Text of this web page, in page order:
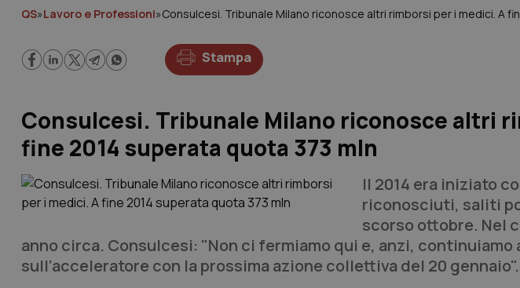
QS»Lavoro e Professioni»Consulcesi. Tribunale Milano riconosce altri rimborsi per i medici. A
Stampa
Consulcesi. Tribunale Milano riconosce altri
fine 2014 superata quota 373 mln
Il 2014 era iniziato
riconosciuti, saliti
scorso ottobre. Nel
anno circa. Consulcesi: "Non ci fermiamo qui e, anzi, continuiamo
sull’acceleratore con la prossima azione collettiva del 20 gennaio".